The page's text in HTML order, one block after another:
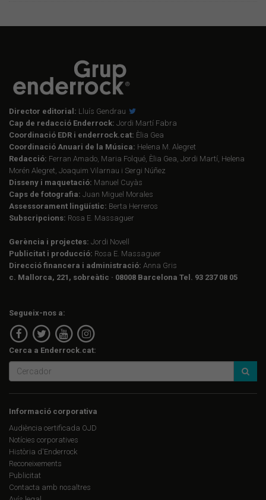
Director editorial: Lluís Gendrau
Cap de redacció Enderrock: Jordi Martí Fabra
Coordinació EDR i enderrock.cat: Èlia Gea
Coordinació Anuari de la Música: Helena M. Alegret
Redacció: Ferran Amado, Maria Folqué, Èlia Gea, Jordi Martí, Helena
Morén Alegret, Joaquim Vilarnau i Sergi Núñez
Disseny i maquetació: Manuel Cuyàs
Caps de fotografia: Juan Miguel Morales
Assessorament lingüístic: Berta Herreros
Subscripcions: Rosa E. Massaguer
Gerència i projectes: Jordi Novell
Publicitat i producció: Rosa E. Massaguer
Direcció financera i administració: Anna Gris
c. Mallorca, 221, sobreàtic · 08008 Barcelona Tel. 93 237 08 05
Segueix-nos a:
Cerca a Enderrock.cat:
Informació corporativa
Audiència certificada OJD
Notícies corporatives
Història d'Enderrock
Reconeixements
Publicitat
Contacta amb nosaltres